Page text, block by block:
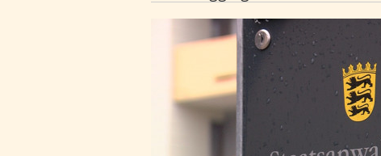
41 Jahre nach Mord: